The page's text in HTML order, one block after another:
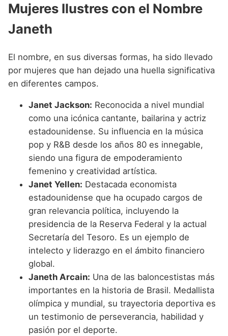
Mujeres Ilustres con el Nombre
Janeth
El nombre, en sus diversas formas, ha sido llevado
por mujeres que han dejado una huella significativa
en diferentes campos.
Janet Jackson: Reconocida a nivel mundial
como una icónica cantante, bailarina y actriz
estadounidense. Su influencia en la música
pop y R&B desde los años 80 es innegable,
siendo una figura de empoderamiento
femenino y creatividad artística.
Janet Yellen: Destacada economista
estadounidense que ha ocupado cargos de
gran relevancia política, incluyendo la
presidencia de la Reserva Federal y la actual
Secretaría del Tesoro. Es un ejemplo de
intelecto y liderazgo en el ámbito financiero
global.
Janeth Arcain: Una de las baloncestistas más
importantes en la historia de Brasil. Medallista
olímpica y mundial, su trayectoria deportiva es
un testimonio de perseverancia, habilidad y
pasión por el deporte.